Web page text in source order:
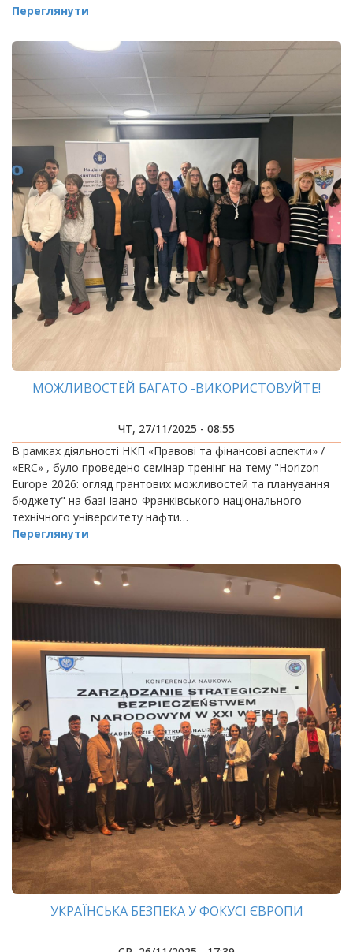
Переглянути
МОЖЛИВОСТЕЙ БАГАТО -ВИКОРИСТОВУЙТЕ!
ЧТ, 27/11/2025 - 08:55
В рамках діяльності НКП «Правові та фінансові аспекти» /
«ERC» , було проведено семінар тренінг на тему "Horizon
Europe 2026: огляд грантових можливостей та планування
бюджету" на базі Івано-Франківського національного
технічного університету нафти…
Переглянути
УКРАЇНСЬКА БЕЗПЕКА У ФОКУСІ ЄВРОПИ